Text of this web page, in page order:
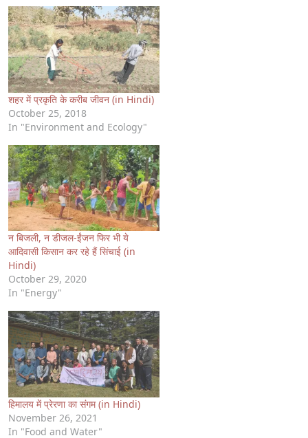
शहर में प्रकृति के करीब जीवन (in Hindi)
October 25, 2018
In "Environment and Ecology"
न बिजली, न डीजल-ईंजन फिर भी ये
आदिवासी किसान कर रहे हैं सिंचाई (in
Hindi)
October 29, 2020
In "Energy"
हिमालय में प्रेरणा का संगम (in Hindi)
November 26, 2021
In "Food and Water"